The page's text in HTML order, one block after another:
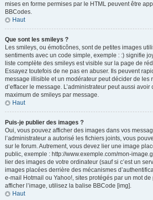
mises en forme permises par le HTML peuvent être
BBCodes.
Haut
Que sont les smileys ?
Les smileys, ou émoticônes, sont de petites images
sentiments avec un code simple, exemple : :) signifie
liste complète des smileys est visible sur la page de
Essayez toutefois de ne pas en abuser. Ils peuvent
message illisible et un modérateur peut décider de les
d’effacer le message. L’administrateur peut aussi avoir
maximum de smileys par message.
Haut
Puis-je publier des images ?
Oui, vous pouvez afficher des images dans vos
l’administrateur a autorisé les fichiers joints, vous
sur le forum. Autrement, vous devez lier une image
public, exemple : http://www.exemple.com/mon-
lier des images de votre ordinateur (sauf si c’est un
images placées derrière des mécanismes
e-mail Hotmail ou Yahoo!, sites protégés par un mot de
afficher l’image, utilisez la balise BBCode [img].
Haut